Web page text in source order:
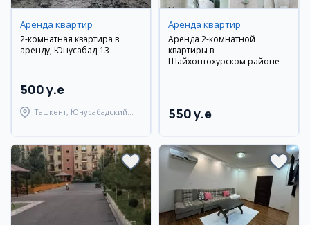
Аренда квартир
2-комнатная квартира в
аренду, Юнусабад-13
500 y.e
Ташкент, Юнусабадский
Аренда квартир
Аренда 2-комнатной
квартиры в
Шайхонтохурском районе
550 y.e